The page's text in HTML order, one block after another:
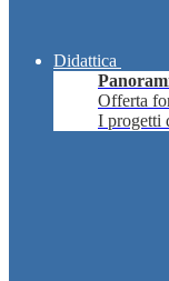
Didattica
Offerta
I progetti